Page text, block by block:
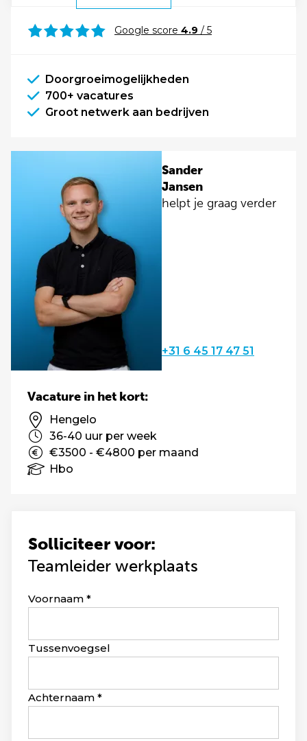
Google score 4.9 / 5
Doorgroeimogelijkheden
700+ vacatures
Groot netwerk aan bedrijven
Sander
Jansen
helpt je graag verder
+31 6 45 17 47 51
Solliciteer voor:
Teamleider werkplaats
Leave
blank
Voornaam
Tussenvoegsel
Achternaam
Vacature in het kort:
Hengelo
36-40 uur per week
€3500 - €4800 per maand
Hbo